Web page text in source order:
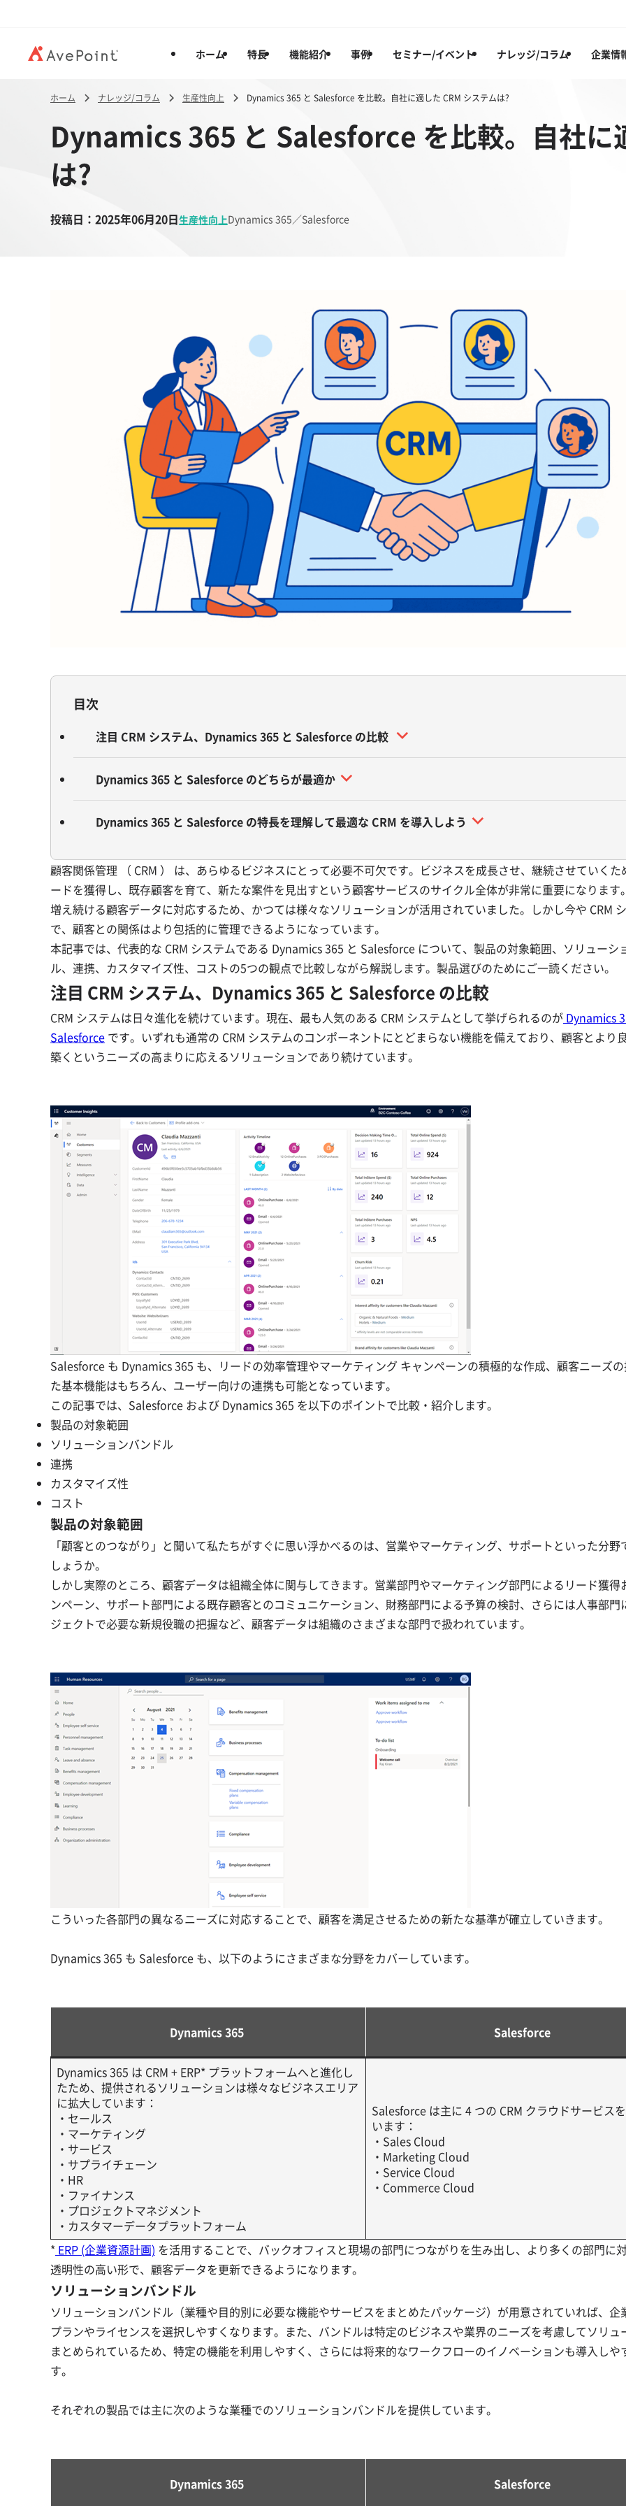
ホーム 特長 機能紹介 事例 セミナー/イベント ナレッジ/コラム 企業情
ホーム ナレッジ/コラム 生産性向上 Dynamics 365 と Salesforce を比較。自社に適した CRM システムは?
Dynamics 365 と Salesforce を比較。自社に
は?
投稿日： 2025年06月20日生産性向上Dynamics 365／Salesforce
目次
注目 CRM システム、Dynamics 365 と Salesforce の比較
Dynamics 365 と Salesforce のどちらが最適か
Dynamics 365 と Salesforce の特長を理解して最適な CRM を導入しよう
顧客関係管理 （ CRM ） は、あらゆるビジネスにとって必要不可欠です。ビジネスを成長させ、継続させていくた
ードを獲得し、既存顧客を育て、新たな案件を見出すという顧客サービスのサイクル全体が非常に重要になります
増え続ける顧客データに対応するため、かつては様々なソリューションが活用されていました。しかし今や CRM
で、顧客との関係はより包括的に管理できるようになっています。
本記事では、代表的な CRM システムである Dynamics 365 と Salesforce について、製品の対象範囲、ソリューシ
ル、連携、カスタマイズ性、コストの5つの観点で比較しながら解説します。製品選びのためにご一読ください。
注目 CRM システム、Dynamics 365 と Salesforce の比較
CRM システムは日々進化を続けています。現在、最も人気のある CRM システムとして挙げられるのが Dynamics
Salesforce です。いずれも通常の CRM システムのコンポーネントにとどまらない機能を備えており、顧客とより
築くというニーズの高まりに応えるソリューションであり続けています。
Salesforce も Dynamics 365 も、リードの効率管理やマーケティング キャンペーンの積極的な作成、顧客ニーズ
た基本機能はもちろん、ユーザー向けの連携も可能となっています。
この記事では、Salesforce および Dynamics 365 を以下のポイントで比較・紹介します。
製品の対象範囲
ソリューションバンドル
連携
カスタマイズ性
コスト
製品の対象範囲
「顧客とのつながり」と聞いて私たちがすぐに思い浮かべるのは、営業やマーケティング、サポートといった分野
しょうか。
しかし実際のところ、顧客データは組織全体に関与してきます。営業部門やマーケティング部門によるリード獲得
ンペーン、サポート部門による既存顧客とのコミュニケーション、財務部門による予算の検討、さらには人事部門
ジェクトで必要な新規役職の把握など、顧客データは組織のさまざまな部門で扱われています。
こういった各部門の異なるニーズに対応することで、顧客を満足させるための新たな基準が確立していきます。
Dynamics 365 も Salesforce も、以下のようにさまざまな分野をカバーしています。
Dynamics 365 Salesforce
Dynamics 365 は CRM + ERP* プラットフォームへと進化し
たため、提供されるソリューションは様々なビジネスエリア
に拡大しています：
・セールス
・マーケティング
・サービス
・サプライチェーン
・HR
・ファイナンス
・プロジェクトマネジメント
・カスタマーデータプラットフォーム
Salesforce は主に 4 つの CRM クラウドサービス
います：
・Sales Cloud
・Marketing Cloud
・Service Cloud
・Commerce Cloud
* ERP (企業資源計画) を活用することで、バックオフィスと現場の部門につながりを生み出し、より多くの部門に
透明性の高い形で、顧客データを更新できるようになります。
ソリューションバンドル
ソリューションバンドル（業種や目的別に必要な機能やサービスをまとめたパッケージ）が用意されていれば、企
プランやライセンスを選択しやすくなります。また、バンドルは特定のビジネスや業界のニーズを考慮してソリュ
まとめられているため、特定の機能を利用しやすく、さらには将来的なワークフローのイノベーションも導入しや
す。
それぞれの製品では主に次のような業種でのソリューションバンドルを提供しています。
Dynamics 365 Salesforce